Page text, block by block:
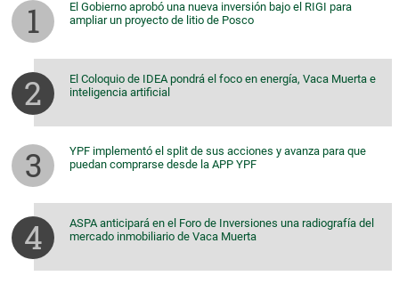
El Gobierno aprobó una nueva inversión bajo el RIGI para
ampliar un proyecto de litio de Posco
El Coloquio de IDEA pondrá el foco en energía, Vaca Muerta e
inteligencia artificial
YPF implementó el split de sus acciones y avanza para que
puedan comprarse desde la APP YPF
ASPA anticipará en el Foro de Inversiones una radiografía del
mercado inmobiliario de Vaca Muerta